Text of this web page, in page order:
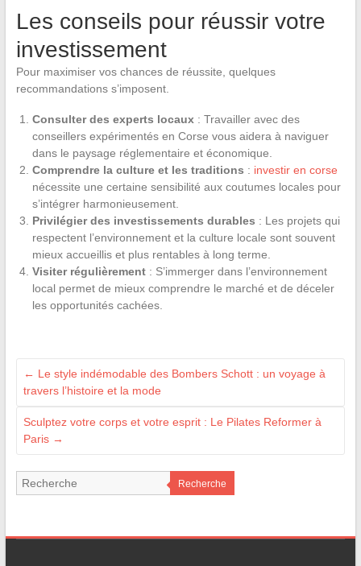
Les conseils pour réussir votre
investissement
Pour maximiser vos chances de réussite, quelques
recommandations s’imposent.
Consulter des experts locaux: Travailler avec des
conseillers expérimentés en Corse vous aidera à naviguer
dans le paysage réglementaire et économique.
Comprendre la culture et les traditions : investir en corse
nécessite une certaine sensibilité aux coutumes locales pour
s’intégrer harmonieusement.
Privilégier des investissements durables : Les projets qui
respectent l’environnement et la culture locale sont souvent
mieux accueillis et plus rentables à long terme.
Visiter régulièrement: S’immerger dans l’environnement
local permet de mieux comprendre le marché et de déceler
les opportunités cachées.
← Le style indémodable des Bombers Schott : un voyage à
travers l’histoire et la mode
Sculptez votre corps et votre esprit : Le Pilates Reformer à
Paris →
Recherche